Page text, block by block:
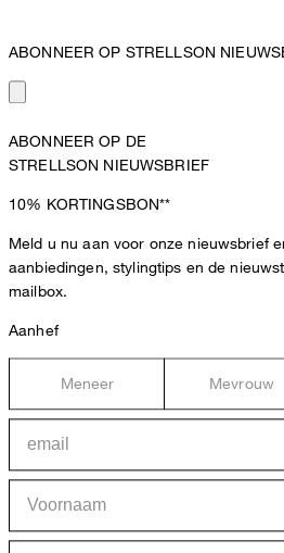
ABONNEER OP STRELLSON
ABONNEER OP DE
STRELLSON NIEUWSBRIEF
10% KORTINGSBON**
Meld u nu aan voor onze nieuwsbrief
aanbiedingen, stylingtips en de
mailbox.
Aanhef
Meneer Mevrouw